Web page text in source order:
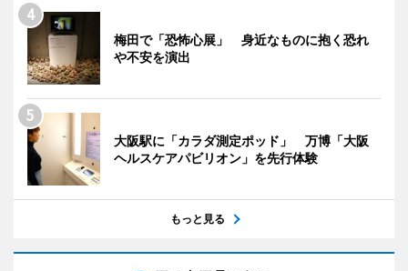
梅田で「恐怖心展」 身近なものに抱く恐れ
や不安を演出
大阪駅に「カラダ測定ポッド」 万博「大阪
ヘルスケアパビリオン」を先行体験
もっと見る